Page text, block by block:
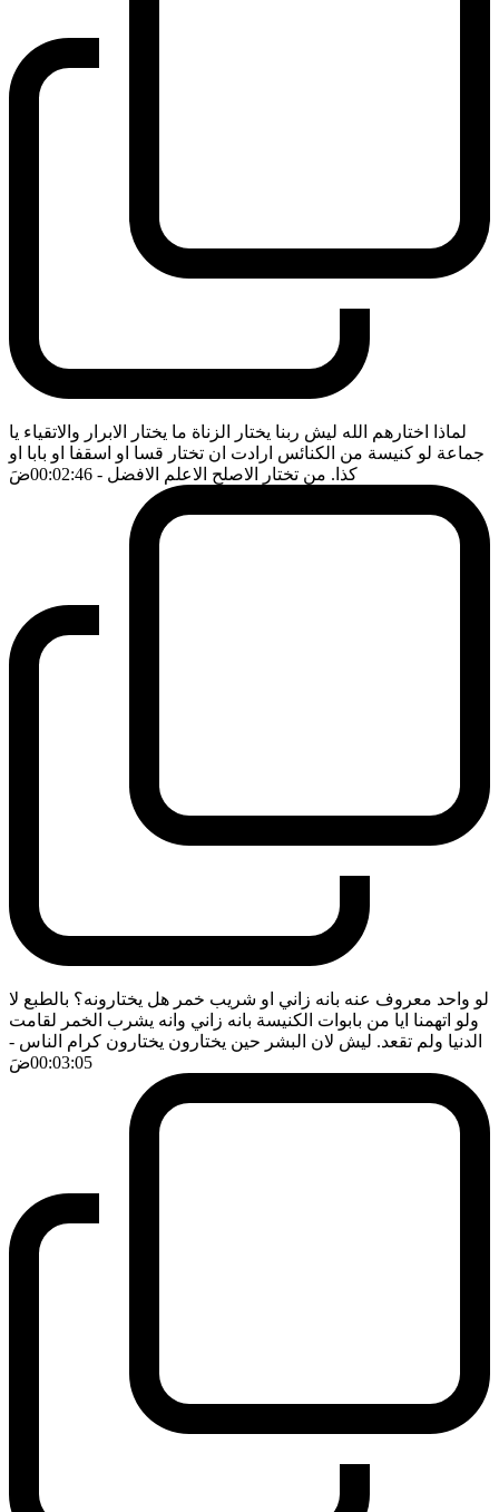
لماذا اختارهم الله ليش ربنا يختار الزناة ما يختار الابرار والاتقياء يا
جماعة لو كنيسة من الكنائس ارادت ان تختار قسا او اسقفا او بابا او
كذا. من تختار الاصلح الاعلم الافضل - 00:02:46 ضَ
لو واحد معروف عنه بانه زاني او شريب خمر هل يختارونه؟ بالطبع لا
ولو اتهمنا ايا من بابوات الكنيسة بانه زاني وانه يشرب الخمر لقامت
الدنيا ولم تقعد. ليش لان البشر حين يختارون يختارون كرام الناس -
00:03:05ضَ